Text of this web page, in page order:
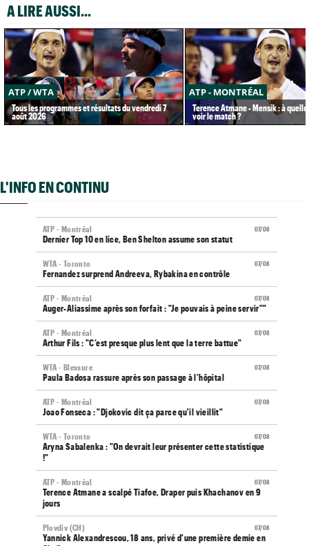
A LIRE AUSSI...
ATP / WTA
Tous les programmes et résultats du vendredi 7
août 2026
ATP - MONTRÉAL
Terence Atmane - Mensik : à
voir le match ?
L'INFO EN CONTINU
07/08
ATP - Montréal
Dernier Top 10 en lice, Ben Shelton assume son statut
07/08
WTA - Toronto
Fernandez surprend Andreeva, Rybakina en contrôle
07/08
ATP - Montréal
Auger-Aliassime après son forfait : "Je pouvais à peine servir""
07/08
ATP - Montréal
Arthur Fils : "C’est presque plus lent que la terre battue"
07/08
WTA - Blessure
Paula Badosa rassure après son passage à l’hôpital
07/08
ATP - Montréal
Joao Fonseca : "Djokovic dit ça parce qu'il vieillit"
07/08
WTA - Toronto
Aryna Sabalenka : "On devrait leur présenter cette statistique
!"
07/08
ATP - Montréal
Terence Atmane a scalpé Tiafoe, Draper puis Khachanov en 9
jours
07/08
Plovdiv (CH)
Yannick Alexandrescou, 18 ans, privé d'une première demie en